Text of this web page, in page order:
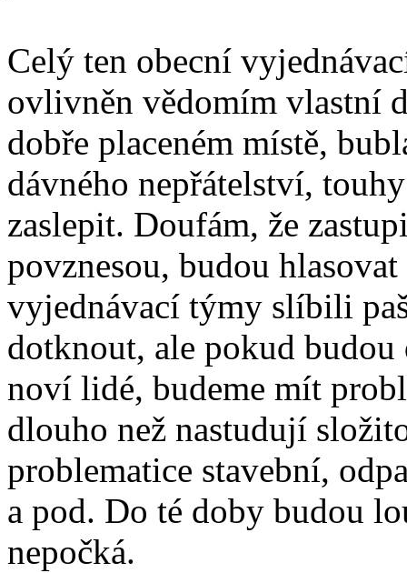
Celý ten obecní
ovlivněn vědomím vlastní
dobře placeném místě,
dávného nepřátelství,
zaslepit. Doufám, že
povznesou, budou
vyjednávací týmy slíbili
dotknout, ale pokud
noví lidé, budeme mít
dlouho než nastudují
problematice stavební,
a pod. Do té doby budou
nepočká.